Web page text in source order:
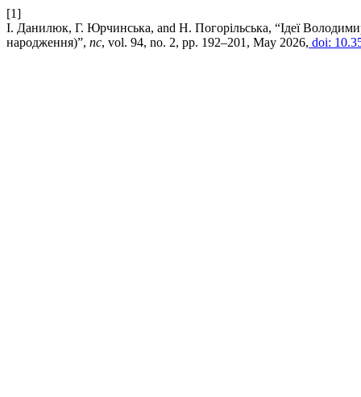
[1]
І. Данилюк, Г. Юрчинська, and Н. Погорільська, “Ідеї
народження)”, пс, vol. 94, no. 2, pp. 192–201, May 2026, doi: